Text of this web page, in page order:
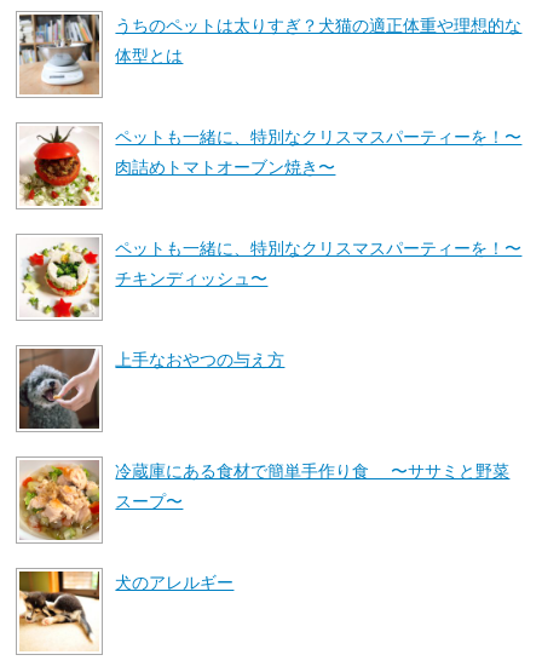
うちのペットは太りすぎ？犬猫の適正体重や理想的な
体型とは
ペットも一緒に、特別なクリスマスパーティーを！〜
肉詰めトマトオーブン焼き〜
ペットも一緒に、特別なクリスマスパーティーを！〜
チキンディッシュ〜
上手なおやつの与え方
冷蔵庫にある食材で簡単手作り食 〜ササミと野菜
スープ〜
犬のアレルギー